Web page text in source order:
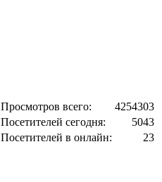
Просмотров всего:
4254303
Посетителей сегодня:
5043
Посетителей в онлайн:
23